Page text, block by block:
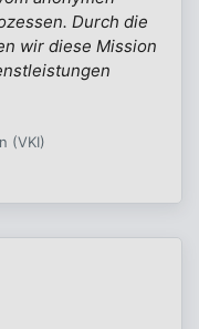
Durch die
wir diese Mission
(VKI)